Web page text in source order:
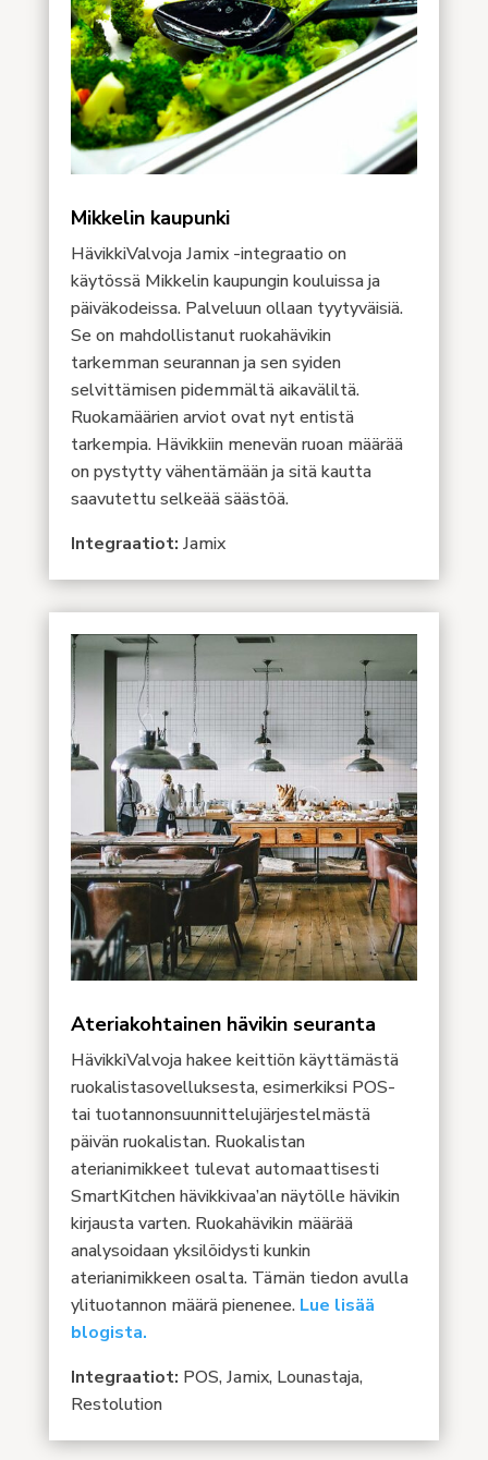
Mikkelin kaupunki
HävikkiValvoja Jamix -integraatio on
käytössä Mikkelin kaupungin kouluissa ja
päiväkodeissa. Palveluun ollaan tyytyväisiä.
Se on mahdollistanut ruokahävikin
tarkemman seurannan ja sen syiden
selvittämisen pidemmältä aikaväliltä.
Ruokamäärien arviot ovat nyt entistä
tarkempia. Hävikkiin menevän ruoan määrää
on pystytty vähentämään ja sitä kautta
saavutettu selkeää säästöä.
Integraatiot: Jamix
Ateriakohtainen hävikin seuranta
HävikkiValvoja hakee keittiön käyttämästä
ruokalistasovelluksesta, esimerkiksi POS-
tai tuotannonsuunnittelujärjestelmästä
päivän ruokalistan. Ruokalistan
aterianimikkeet tulevat automaattisesti
SmartKitchen hävikkivaa’an näytölle hävikin
kirjausta varten. Ruokahävikin määrää
analysoidaan yksilöidysti kunkin
aterianimikkeen osalta. Tämän tiedon avulla
ylituotannon määrä pienenee. Lue lisää
blogista.
Integraatiot: POS, Jamix, Lounastaja,
Restolution